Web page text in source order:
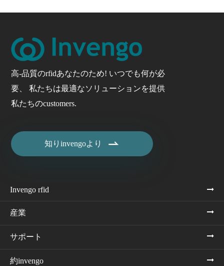
高-品質のrfidあなたのため! いつでも何が必
要、 私たちは最適なソリューションを提供
私たちのcustomers.
知りinvengoより 
Invengo rfid
産業
サポート
約invengo